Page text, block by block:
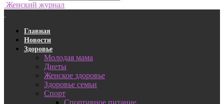
Женский журнал
Главная
Новости
Здоровье
Молодая мама
Диеты
Женское здоровье
Здоровье семьи
Спорт
Спортивное питание